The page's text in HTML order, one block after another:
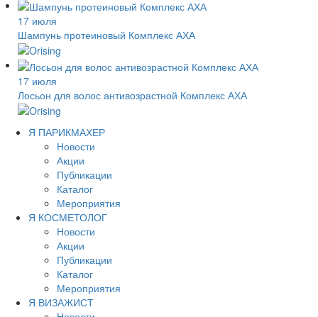
17 июля
Шампунь протеиновый Комплекс АХА
17 июля
Лосьон для волос антивозрастной Комплекс АХА
Я ПАРИКМАХЕР
Новости
Акции
Публикации
Каталог
Мероприятия
Я КОСМЕТОЛОГ
Новости
Акции
Публикации
Каталог
Мероприятия
Я ВИЗАЖИСТ